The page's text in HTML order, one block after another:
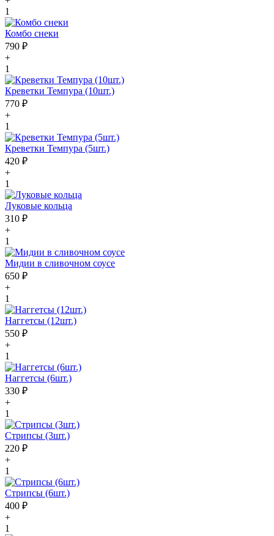
1
Комбо снеки
790 ₽
+
1
Креветки Темпура (10шт.)
770 ₽
+
1
Креветки Темпура (5шт.)
420 ₽
+
1
Луковые кольца
310 ₽
+
1
Мидии в сливочном соусе
650 ₽
+
1
Наггетсы (12шт.)
550 ₽
+
1
Наггетсы (6шт.)
330 ₽
+
1
Стрипсы (3шт.)
220 ₽
+
1
Стрипсы (6шт.)
400 ₽
+
1